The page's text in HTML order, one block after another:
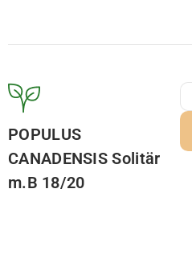
POPULUS
CANADENSIS Solitär
m.B 18/20